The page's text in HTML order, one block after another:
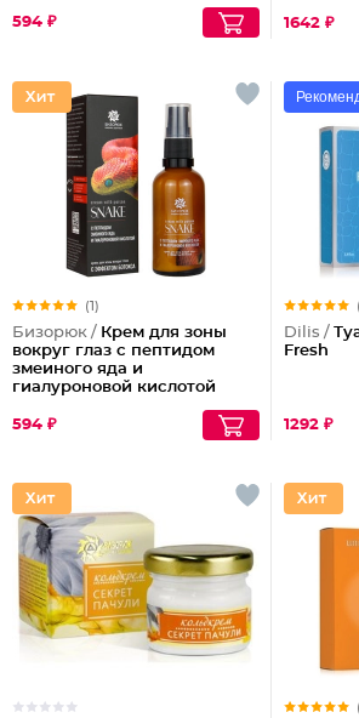
594 ₽
1642 ₽
(1)
Бизорюк / Крем для зоны
вокруг глаз с пептидом
змеиного яда и
гиалуроновой кислотой
594 ₽
Dilis /
Fresh
1292 ₽